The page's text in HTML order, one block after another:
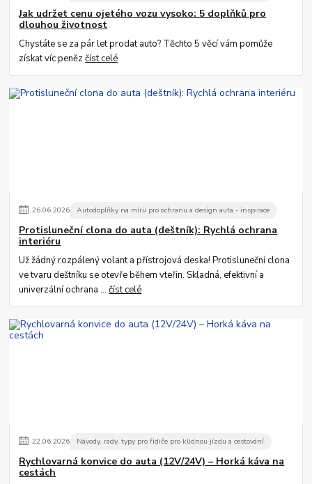
Jak udržet cenu ojetého vozu vysoko: 5 doplňků pro
dlouhou životnost
Chystáte se za pár let prodat auto? Těchto 5 věcí vám pomůže
získat víc penězčíst celé
26.06.2026 Autodoplňky na míru pro ochranu a design auta - inspirace
Protisluneční clona do auta (deštník): Rychlá ochrana
interiéru
Už žádný rozpálený volant a přístrojová deska! Protisluneční clona
ve tvaru deštníku se otevře během vteřin. Skladná, efektivní a
univerzální ochrana ...číst celé
22.06.2026 Návody, rady, typy pro řidiče pro klidnou jízdu a cestování
Rychlovarná konvice do auta (12V/24V) – Horká káva na
cestách